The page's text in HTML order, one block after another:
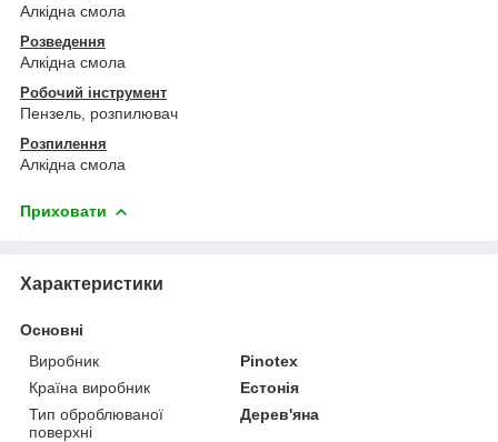
Алкідна смола
Розведення
Алкідна смола
Робочий інструмент
Пензель, розпилювач
Розпилення
Алкідна смола
Приховати
Характеристики
Основні
Виробник
Pinotex
Країна виробник
Естонія
Тип оброблюваної
поверхні
Дерев'яна